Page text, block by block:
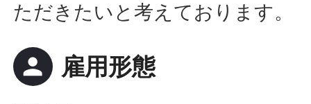
ただきたいと考えております。
person 雇用形態